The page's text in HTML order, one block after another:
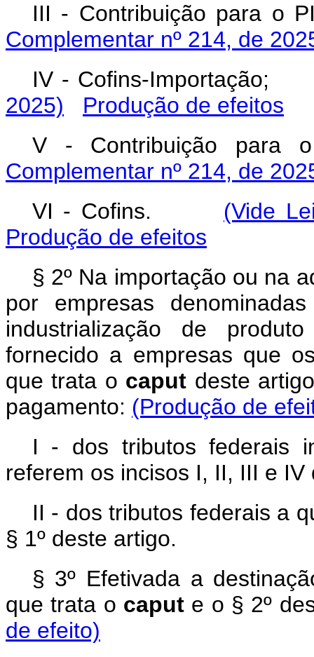
III - Contribuição para
Complementar nº 214, de
IV - Cofins-
2025)
Produção de efeitos
V - Contribuição
Complementar nº 214, de
VI - Cofins. (Vide
Produção de efeitos
§ 2º Na importação ou na
por empresas
industrialização de
fornecido a empresas que
que trata o caput deste
pagamento: (Produção de
I - dos tributos federais
referem os incisos I, II, III e IV
II - dos tributos federais a
§ 1º deste artigo.
§ 3º Efetivada a
que trata o caput e o § 2º
de efeito)